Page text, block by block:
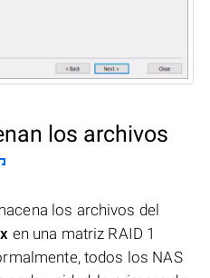
los archivos
los archivos del
en una matriz RAID 1
todos los NAS